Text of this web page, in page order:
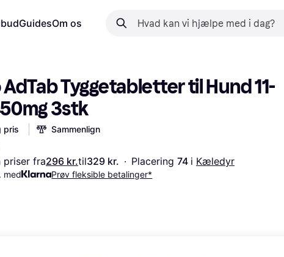
GuidesOm os
Tyggetabletter til Hund 11-
3stk
pris Sammenlign
priser fra296 kr.til329 kr. · Placering 74 i Kæledyr
med Prøv fleksible betalinger*